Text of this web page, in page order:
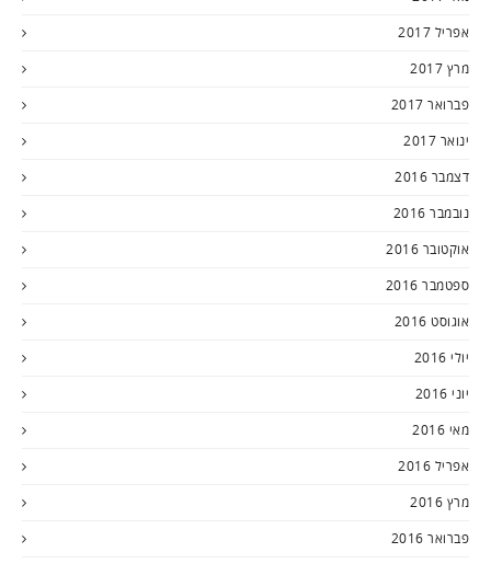
אפריל 2017
מרץ 2017
פברואר 2017
ינואר 2017
דצמבר 2016
נובמבר 2016
אוקטובר 2016
ספטמבר 2016
אוגוסט 2016
יולי 2016
יוני 2016
מאי 2016
אפריל 2016
מרץ 2016
פברואר 2016